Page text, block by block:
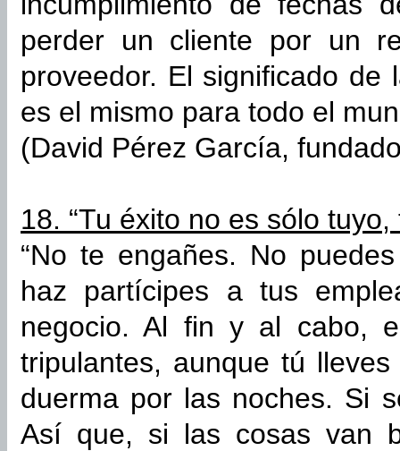
perder un cliente por un
proveedor. El significado de
es el mismo para todo el
(David Pérez García,
18. “Tu éxito no es sólo
“No te engañes. No
haz partícipes a tus
negocio. Al fin y al cabo,
tripulantes, aunque tú
duerma por las noches. Si
Así que, si las cosas van